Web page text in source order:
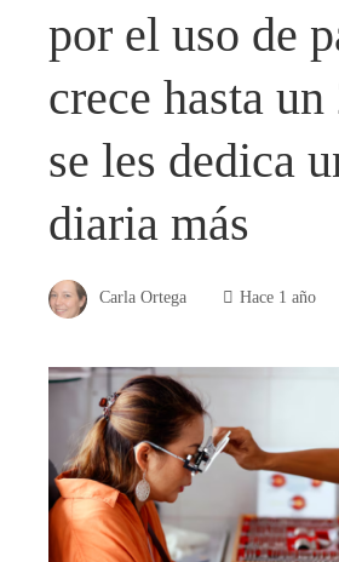
por el uso de
crece hasta
se les dedica
diaria más
Carla Ortega Hace 1 año